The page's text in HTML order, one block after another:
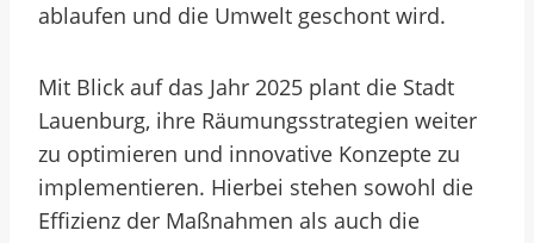
ablaufen und die Umwelt geschont wird.
Mit Blick auf das Jahr 2025 plant die Stadt
Lauenburg, ihre Räumungsstrategien weiter
zu optimieren und innovative Konzepte zu
implementieren. Hierbei stehen sowohl die
Effizienz der Maßnahmen als auch die